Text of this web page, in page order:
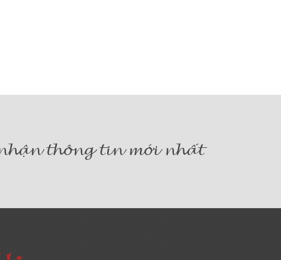
thông tin mới nhất